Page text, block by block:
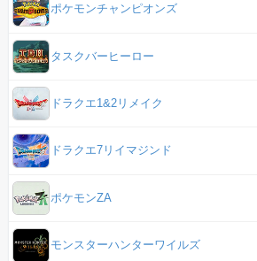
ポケモンチャンピオンズ
タスクバーヒーロー
ドラクエ1&2リメイク
ドラクエ7リイマジンド
ポケモンZA
モンスターハンターワイルズ